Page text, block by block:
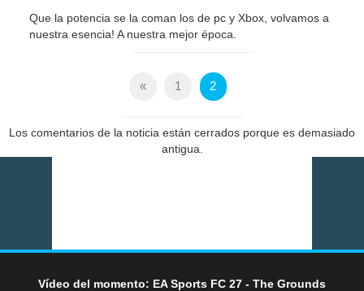
Que la potencia se la coman los de pc y Xbox, volvamos a
nuestra esencia! A nuestra mejor época.
« 1 2
Los comentarios de la noticia están cerrados porque es demasiado
antigua.
Vídeo del momento: EA Sports FC 27 - The Grounds